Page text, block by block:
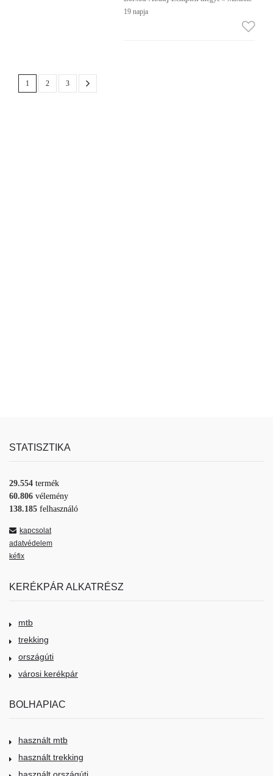
19 napja
1 2 3
STATISZTIKA
29.554 termék
60.806 vélemény
138.185 felhasználó
kapcsolat
adatvédelem
kéfix
KERÉKPÁR ALKATRÉSZ
mtb
trekking
országúti
városi kerékpár
BOLHAPIAC
használt mtb
használt trekking